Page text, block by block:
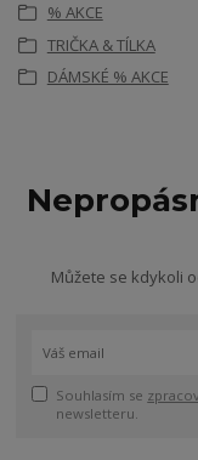
% AKCE
TRIČKA & TÍLKA
DÁMSKÉ % AKCE
Můžete se kdykoli
Souhlasím se
newsletteru.